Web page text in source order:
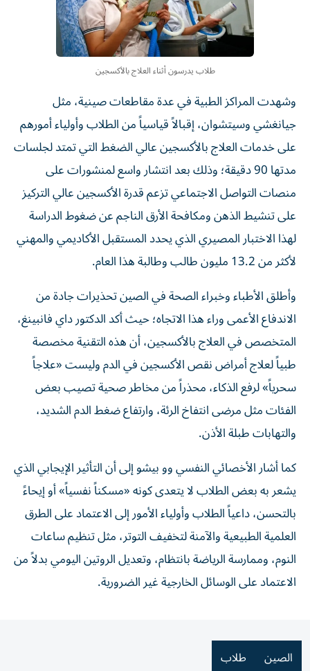
طلاب يدرسون أثناء العلاج بالأكسجين
وشهدت المراكز الطبية في عدة مقاطعات صينية، مثل
جيانغشي وسيتشوان، إقبالاً قياسياً من الطلاب وأولياء أمورهم
على خدمات العلاج بالأكسجين عالي الضغط التي تمتد لجلسات
مدتها 90 دقيقة؛ وذلك بعد انتشار واسع لمنشورات على
منصات التواصل الاجتماعي تزعم قدرة الأكسجين عالي التركيز
على تنشيط الذهن ومكافحة الأرق الناجم عن ضغوط الدراسة
لهذا الاختبار المصيري الذي يحدد المستقبل الأكاديمي والمهني
لأكثر من 13.2 مليون طالب وطالبة هذا العام.
وأطلق الأطباء وخبراء الصحة في الصين تحذيرات جادة من
الاندفاع الأعمى وراء هذا الاتجاه؛ حيث أكد الدكتور داي فانبينغ،
المتخصص في العلاج بالأكسجين، أن هذه التقنية مخصصة
طبياً لعلاج أمراض نقص الأكسجين في الدم وليست «علاجاً
سحرياً» لرفع الذكاء، محذراً من مخاطر صحية تصيب بعض
الفئات مثل مرضى انتفاخ الرئة، وارتفاع ضغط الدم الشديد،
والتهابات طبلة الأذن.
كما أشار الأخصائي النفسي وو بيشو إلى أن التأثير الإيجابي الذي
يشعر به بعض الطلاب لا يتعدى كونه «مسكناً نفسياً» أو إيحاءً
بالتحسن، داعياً الطلاب وأولياء الأمور إلى الاعتماد على الطرق
العلمية الطبيعية والآمنة لتخفيف التوتر، مثل تنظيم ساعات
النوم، وممارسة الرياضة بانتظام، وتعديل الروتين اليومي بدلاً من
الاعتماد على الوسائل الخارجية غير الضرورية.
الصين طلاب